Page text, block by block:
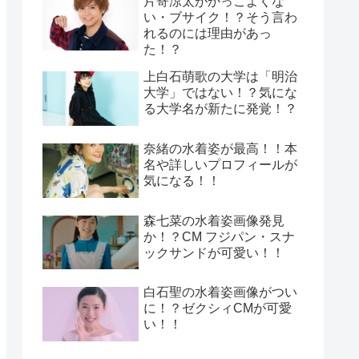
い・ブサイク！？そう言わ
れるのには理由があっ
た！？
上白石萌歌の大学は「明治
大学」ではない！？気にな
る大学名が新たに発覚！？
奈緒の水着姿が最高！！本
名や詳しいプロフィールが
気になる！！
森七菜の水着姿画像発見
か！？CM フジパン・スナ
ックサンドが可愛い！！
白石聖の水着姿画像がつい
に！？ゼクシィCMが可愛
い！！